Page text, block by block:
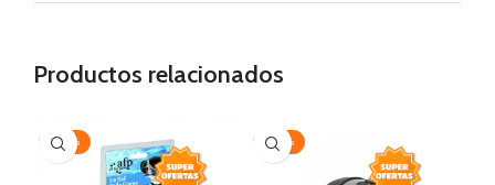
Productos relacionados
-20% -30%